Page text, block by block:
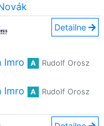
Detailne
Imro A
Rudolf Orosz
Imro A
Rudolf Orosz